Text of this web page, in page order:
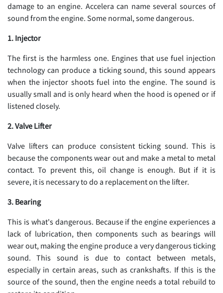
damage to an engine. Accelera can name several sources of
sound from the engine. Some normal, some dangerous.
1. Injector
The first is the harmless one. Engines that use fuel injection
technology can produce a ticking sound, this sound appears
when the injector shoots fuel into the engine. The sound is
usually small and is only heard when the hood is opened or if
listened closely.
2. Valve Lifter
Valve lifters can produce consistent ticking sound. This is
because the components wear out and make a metal to metal
contact. To prevent this, oil change is enough. But if it is
severe, it is necessary to do a replacement on the lifter.
3. Bearing
This is what's dangerous. Because if the engine experiences a
lack of lubrication, then components such as bearings will
wear out, making the engine produce a very dangerous ticking
sound. This sound is due to contact between metals,
especially in certain areas, such as crankshafts. If this is the
source of the sound, then the engine needs a total rebuild to